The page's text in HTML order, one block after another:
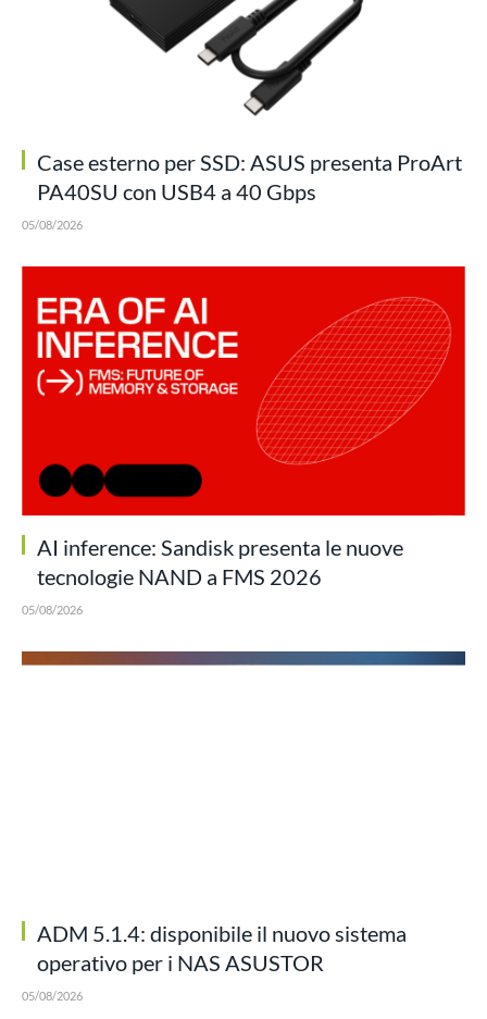
Case esterno per SSD: ASUS presenta ProArt
PA40SU con USB4 a 40 Gbps
05/08/2026
AI inference: Sandisk presenta le nuove
tecnologie NAND a FMS 2026
05/08/2026
ADM 5.1.4: disponibile il nuovo sistema
operativo per i NAS ASUSTOR
05/08/2026